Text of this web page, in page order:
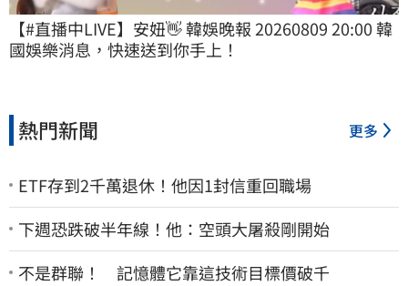
【#直播中LIVE】安妞👋 韓娛晚報 20260809 20:00 韓
國娛樂消息，快速送到你手上！
熱門新聞 更多
ETF存到2千萬退休！他因1封信重回職場
下週恐跌破半年線！他：空頭大屠殺剛開始
不是群聯！ 記憶體它靠這技術目標價破千